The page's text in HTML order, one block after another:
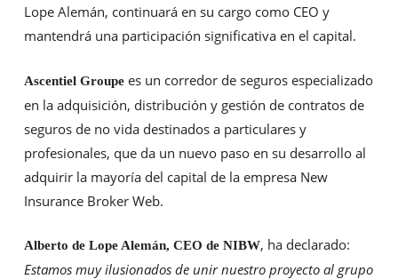
Lope Alemán, continuará en su cargo como CEO y
mantendrá una participación significativa en el capital.
Ascentiel Groupees un corredor de seguros especializado
en la adquisición, distribución y gestión de contratos de
seguros de no vida destinados a particulares y
profesionales, que da un nuevo paso en su desarrollo al
adquirir la mayoría del capital de la empresa New
Insurance Broker Web.
Alberto de Lope Alemán, CEO de NIBW, ha declarado:
Estamos muy ilusionados de unir nuestro proyecto al grupo